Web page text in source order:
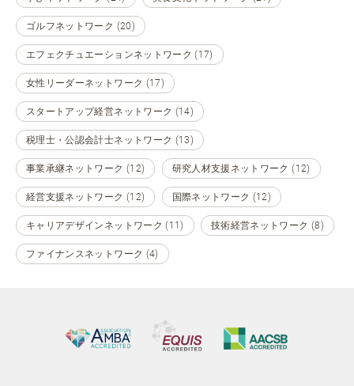
ゴルフネットワーク (20)
エフェクチュエーションネットワーク (17)
女性リーダーネットワーク (17)
スタートアップ経営ネットワーク (14)
税理士・公認会計士ネットワーク (13)
事業承継ネットワーク (12) 研究人材支援ネットワーク (12)
経営支援ネットワーク (12) 国際ネットワーク (12)
キャリアデザインネットワーク (11) 技術経営ネットワーク (8)
ファイナンスネットワーク (4)